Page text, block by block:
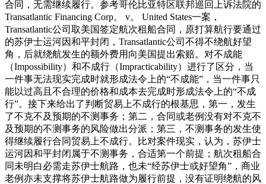
合同，无需继续履行。参考哥伦比亚特区联邦巡回上诉法院的
Transatlantic Financing Corp。 v。 United States一案，
Transatlantic公司取美国签定航次租船合同，原打算航行要通过
的苏伊士运河因和平封闭，Transatlantic公司不得不绕航好望
角，后就绕航发生的额外费用向美国提出索赔。对不成能
（Impossibility）和不成行（Impracticability）进行了区分，当
一件事无法现实完成时就形成法令上的“不成能”，当一件事只
能以过高且不合理的价格和成本去完成时形成法令上的“不成
行”。接下来给出了判断贸易上不成行的根基思，第一，发生
了不克不及预期的不测事务；第二，合同或老例没有对不克不
及预期的不测事务的风险做出分派；第三，不测事务的发生使
得继续履行合同贸易上不成行。比对案件现实，认为，苏伊士
运河因和平封闭属于不测事务，合适第一个前提；航次租船合
同未明白必需走苏伊士航路，也未“经苏伊士或好望角”，商业
老例亦未支撑将苏伊士航路做为履行前提，没有证明绕航的风